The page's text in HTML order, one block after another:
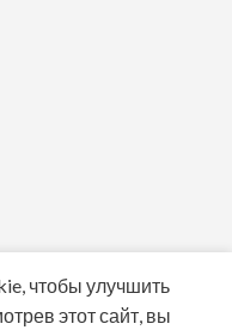
чтобы улучшить
этот сайт, вы